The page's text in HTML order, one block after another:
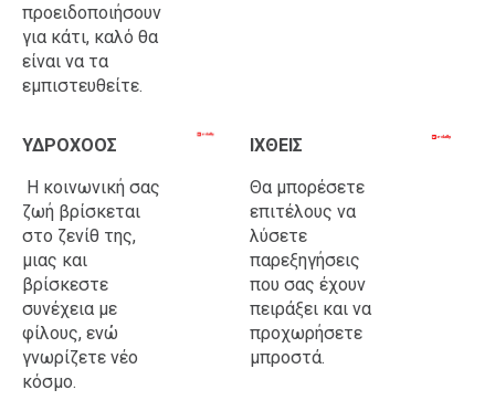
προειδοποιήσουν
για κάτι, καλό θα
είναι να τα
εμπιστευθείτε.
ΥΔΡΟΧΟΟΣ
Η κοινωνική σας
ζωή βρίσκεται
στο ζενίθ της,
μιας και
βρίσκεστε
συνέχεια με
φίλους, ενώ
γνωρίζετε νέο
κόσμο.
ΙΧΘΕΙΣ
Θα μπορέσετε
επιτέλους να
λύσετε
παρεξηγήσεις
που σας έχουν
πειράξει και να
προχωρήσετε
μπροστά.